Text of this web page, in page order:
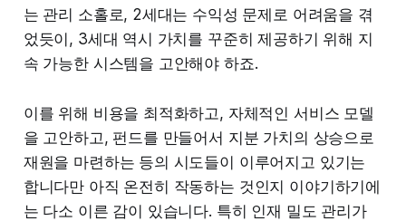
는 관리 소홀로, 2세대는 수익성 문제로 어려움을 겪
었듯이, 3세대 역시 가치를 꾸준히 제공하기 위해 지
속 가능한 시스템을 고안해야 하죠.
이를 위해 비용을 최적화하고, 자체적인 서비스 모델
을 고안하고, 펀드를 만들어서 지분 가치의 상승으로
재원을 마련하는 등의 시도들이 이루어지고 있기는
합니다만 아직 온전히 작동하는 것인지 이야기하기에
는 다소 이른 감이 있습니다. 특히 인재 밀도 관리가